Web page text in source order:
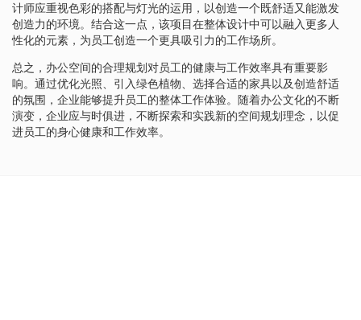
计师应重视色彩的搭配与灯光的运用，以创造一个既舒适又能激发
创造力的环境。结合这一点，该项目在整体设计中可以融入更多人
性化的元素，为员工创造一个更具吸引力的工作场所。
总之，办公空间的合理规划对员工的健康与工作效率具有重要影
响。通过优化光照、引入绿色植物、选择合适的家具以及创造舒适
的氛围，企业能够提升员工的整体工作体验。随着办公文化的不断
演变，企业应与时俱进，不断探索和实践新的空间规划理念，以促
进员工的身心健康和工作效率。